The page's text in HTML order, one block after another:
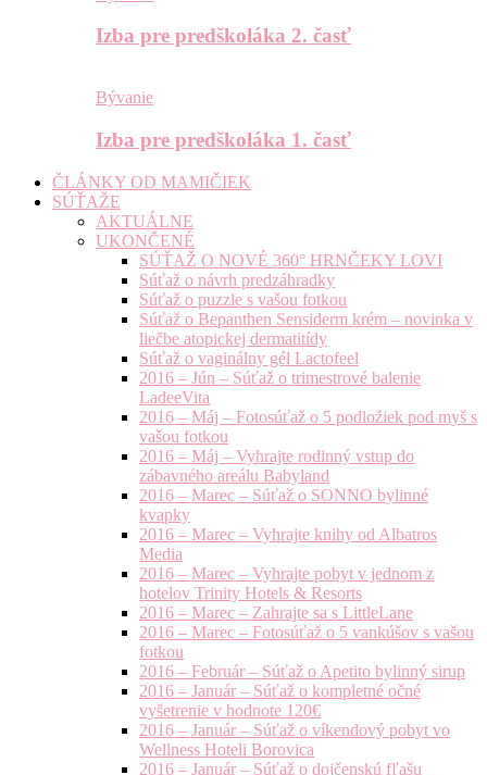
Izba pre predškoláka 2. časť
Bývanie
Izba pre predškoláka 1. časť
ČLÁNKY OD MAMIČIEK
SÚŤAŽE
AKTUÁLNE
UKONČENÉ
SÚŤAŽ O NOVÉ 360° HRNČEKY LOVI
Súťaž o návrh predzáhradky
Súťaž o puzzle s vašou fotkou
Súťaž o Bepanthen Sensiderm krém – novinka v
liečbe atopickej dermatitídy
Súťaž o vaginálny gél Lactofeel
2016 – Jún – Súťaž o trimestrové balenie
LadeeVita
2016 – Máj – Fotosúťaž o 5 podložiek pod myš s
vašou fotkou
2016 – Máj – Vyhrajte rodinný vstup do
zábavného areálu Babyland
2016 – Marec – Súťaž o SONNO bylinné
kvapky
2016 – Marec – Vyhrajte knihy od Albatros
Media
2016 – Marec – Vyhrajte pobyt v jednom z
hotelov Trinity Hotels & Resorts
2016 – Marec – Zahrajte sa s LittleLane
2016 – Marec – Fotosúťaž o 5 vankúšov s vašou
fotkou
2016 – Február – Súťaž o Apetito bylinný sirup
2016 – Január – Súťaž o kompletné očné
vyšetrenie v hodnote 120€
2016 – Január – Súťaž o víkendový pobyt vo
Wellness Hoteli Borovica
2016 – Január – Súťaž o dojčenskú fľašu